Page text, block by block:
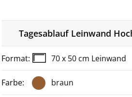
Tagesablauf Leinwand
70 x 50 cm Leinwand
braun